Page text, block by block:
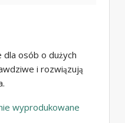
osób o dużych
i rozwiązują
wyprodukowane